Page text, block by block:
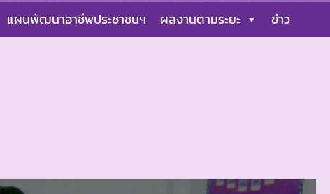
แผนพัฒนาอาชีพประชาชนฯ ผลงานตามระยะ ข่าว